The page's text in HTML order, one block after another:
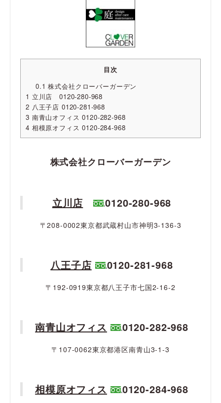
目次
0.1 株式会社クローバーガーデン
1 立川店 0120-280-968
2 八王子店 0120-281-968
3 南青山オフィス 0120-282-968
4 相模原オフィス 0120-284-968
株式会社クローバーガーデン
立川店 0120-280-968
〒208-0002東京都武蔵村山市神明3-136-3
八王子店 0120-281-968
〒192-0919東京都八王子市七国2-16-2
南青山オフィス 0120-282-968
〒107-0062東京都港区南青山3-1-3
相模原オフィス 0120-284-968